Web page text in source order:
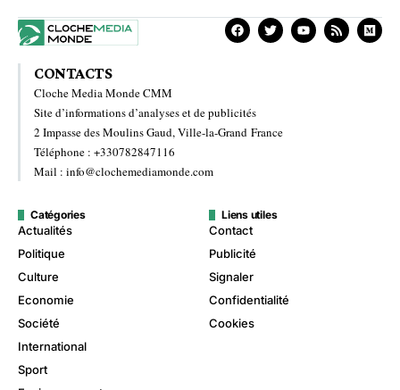
CONTACTS
Cloche Media Monde CMM
Site d’informations d’analyses et de publicités
2 Impasse des Moulins Gaud, Ville-la-Grand France
Téléphone : +330782847116
Mail : info@clochemediamonde.com
Catégories
Actualités
Politique
Culture
Economie
Société
International
Sport
Liens utiles
Contact
Publicité
Signaler
Confidentialité
Cookies